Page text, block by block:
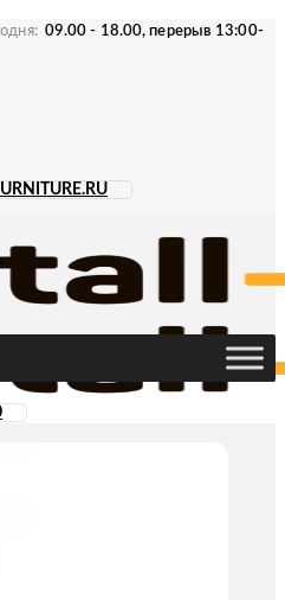
09.00 - 18.00, перерыв 13:00-